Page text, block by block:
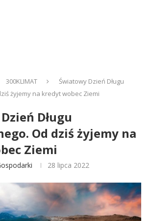
300KLIMAT
Światowy Dzień Długu
żyjemy na kredyt wobec Ziemi
Długu
Od dziś żyjemy na
Ziemi
28 lipca 2022